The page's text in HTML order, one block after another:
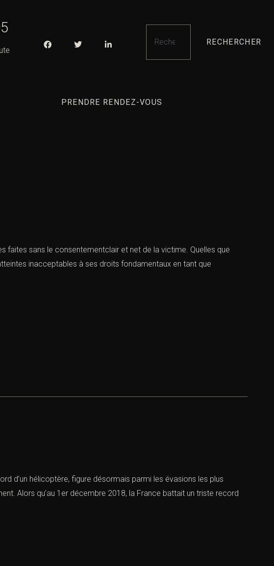
RECHERCHER
PRENDRE RENDEZ-VOUS
faites sans le consentementclair et net de la victime. Quelles que
inacceptables à ses droits fondamentaux en tant que
d’un hélicoptère, figure désormais parmi les évasions les plus
Alors qu’au 1er décembre 2018, la France battait un triste record